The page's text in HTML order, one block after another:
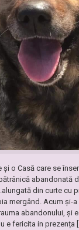
și o Casă care se
abandonată
din curte cu
mergând. Acum și-
abandonului, și
e fericita in prezența